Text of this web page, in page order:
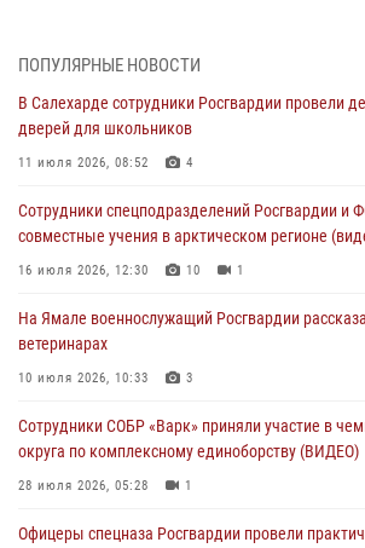
Офицеры спецназа Росгвардии провели
29 июля 2026, 10:42
В Уральском округе Росгвардии состоялось
29 июля 2026, 10:39
Сотрудники СОБР «Варк» приняли участие в
На Полярном круге Росгвардия обеспечила
27 июля 2026, 09:04
ПОПУЛЯРНЫЕ НОВОСТИ
В Салехарде сотрудники Росгвардии провели
дверей для школьников
11 июля 2026, 08:52 4
Сотрудники спецподразделений Росгвардии и
совместные учения в арктическом регионе
16 июля 2026, 12:30 10 1
На Ямале военнослужащий Росгвардии
ветеринарах
10 июля 2026, 10:33 3
Сотрудники СОБР «Варк» приняли участие в
округа по комплексному единоборству (ВИДЕО)
28 июля 2026, 05:28 1
Офицеры спецназа Росгвардии провели